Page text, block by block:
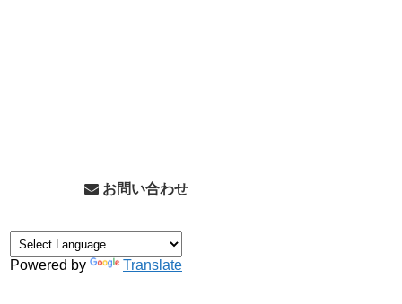
お問い合わせ
Powered by Translate